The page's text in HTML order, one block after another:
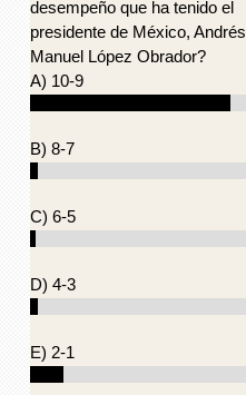
desempeño que ha tenido el
presidente de México, Andrés
Manuel López Obrador?
A) 10-9
B) 8-7
C) 6-5
D) 4-3
E) 2-1